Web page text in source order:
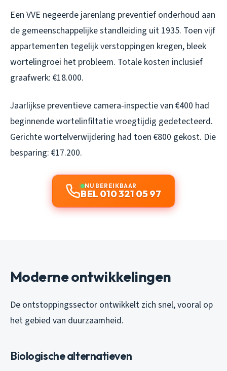
Een VVE negeerde jarenlang preventief onderhoud aan
de gemeenschappelijke standleiding uit 1935. Toen vijf
appartementen tegelijk verstoppingen kregen, bleek
wortelingroei het probleem. Totale kosten inclusief
graafwerk: €18.000.
Jaarlijkse preventieve camera-inspectie van €400 had
beginnende wortelinfiltatie vroegtijdig gedetecteerd.
Gerichte wortelverwijdering had toen €800 gekost. Die
besparing: €17.200.
NU BEREIKBAAR
BEL 010 321 05 97
Moderne ontwikkelingen
De ontstoppingssector ontwikkelt zich snel, vooral op
het gebied van duurzaamheid.
Biologische alternatieven